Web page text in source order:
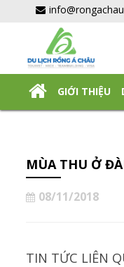
GIỚI THIỆU
MÙA THU Ở
08/11/2018
TIN TỨC LIÊN